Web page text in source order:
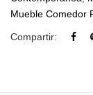
Mueble Comedor
Compartir: